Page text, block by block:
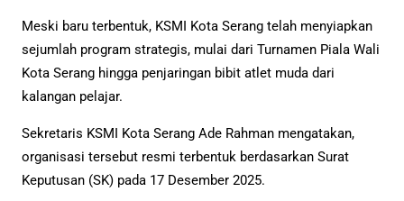
Meski baru terbentuk, KSMI Kota Serang telah menyiapkan
sejumlah program strategis, mulai dari Turnamen Piala Wali
Kota Serang hingga penjaringan bibit atlet muda dari
kalangan pelajar.
Sekretaris KSMI Kota Serang Ade Rahman mengatakan,
organisasi tersebut resmi terbentuk berdasarkan Surat
Keputusan (SK) pada 17 Desember 2025.